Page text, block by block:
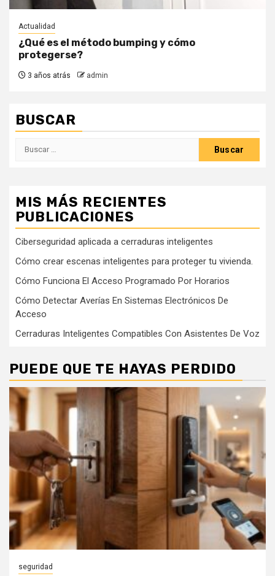
Actualidad
¿Qué es el método bumping y cómo
protegerse?
3 años atrás admin
BUSCAR
Buscar:
MIS MÁS RECIENTES
PUBLICACIONES
Ciberseguridad aplicada a cerraduras inteligentes
Cómo crear escenas inteligentes para proteger tu vivienda.
Cómo Funciona El Acceso Programado Por Horarios
Cómo Detectar Averías En Sistemas Electrónicos De
Acceso
Cerraduras Inteligentes Compatibles Con Asistentes De Voz
PUEDE QUE TE HAYAS PERDIDO
seguridad